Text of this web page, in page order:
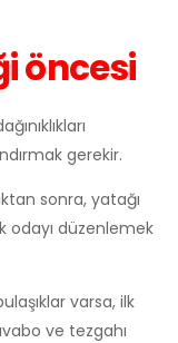
öncesi
gerekir.
sonra, yatağı
odayı düzenlemek
varsa, ilk
ve tezgahı